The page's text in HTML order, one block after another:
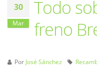
30
Mar
Todo
freno
Por José Sánchez